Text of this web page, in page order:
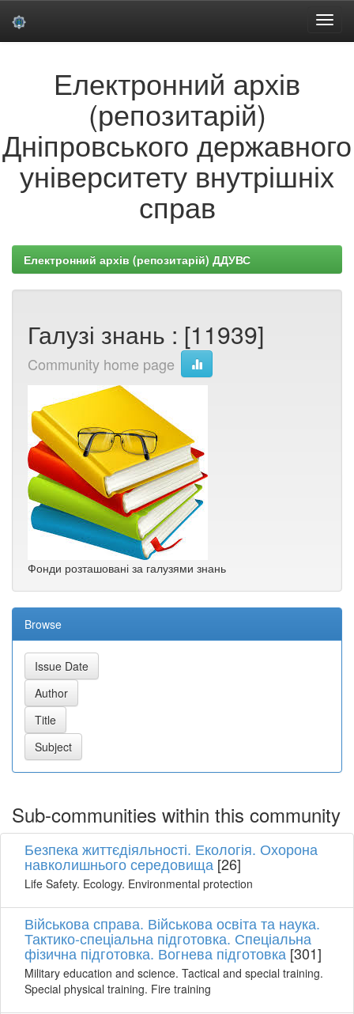
Електронний архів
(репозитарій)
Дніпровського державного
університету внутрішніх
справ
Електронний архів (репозитарій) ДДУВС
Галузі знань : [11939]
Community home page
Фонди розташовані за галузями знань
Browse
Sub-communities within this community
Безпека життєдіяльності. Екологія. Охорона
навколишнього середовища [26]
Life Safety. Ecology. Environmental protection
Військова справа. Військова освіта та наука.
Тактико-спеціальна підготовка. Спеціальна
фізична підготовка. Вогнева підготовка [301]
Military education and science. Tactical and special training.
Special physical training. Fire training